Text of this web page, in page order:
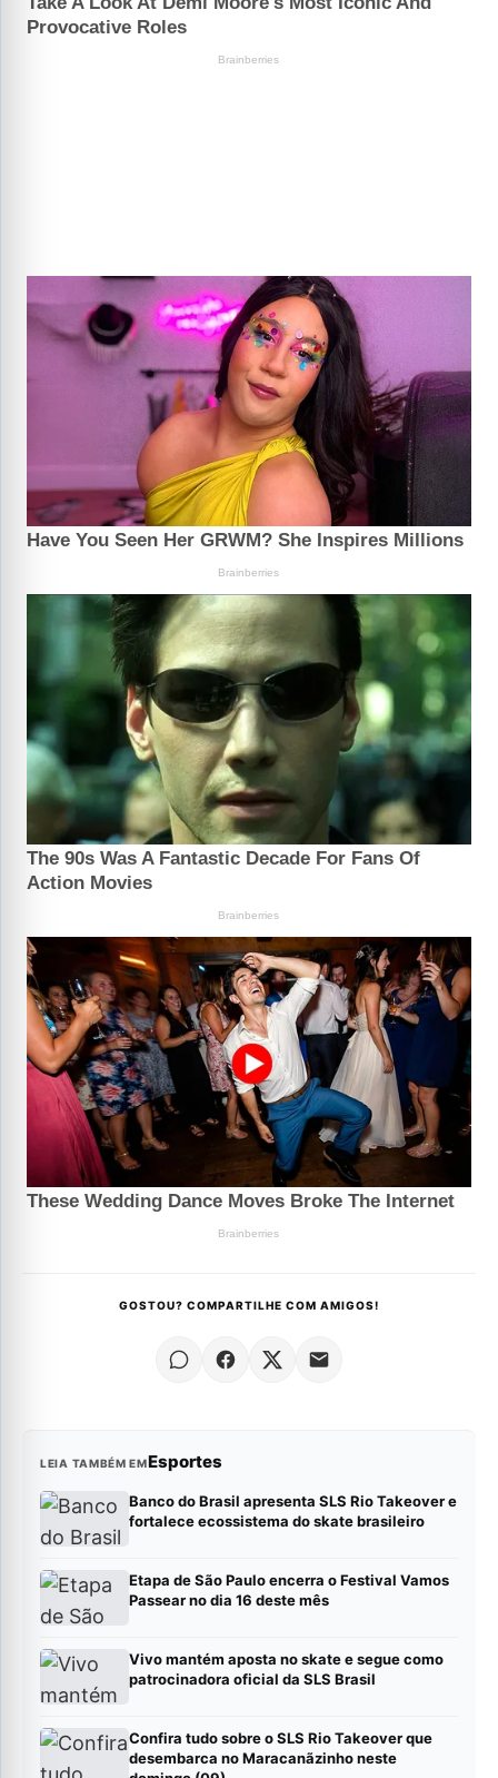
GOSTOU? COMPARTILHE COM AMIGOS!
LEIA TAMBÉM EMEsportes
Banco do Brasil apresenta SLS Rio Takeover e
fortalece ecossistema do skate brasileiro
Etapa de São Paulo encerra o Festival Vamos
Passear no dia 16 deste mês
Vivo mantém aposta no skate e segue como
patrocinadora oficial da SLS Brasil
Confira tudo sobre o SLS Rio Takeover que
desembarca no Maracanãzinho neste